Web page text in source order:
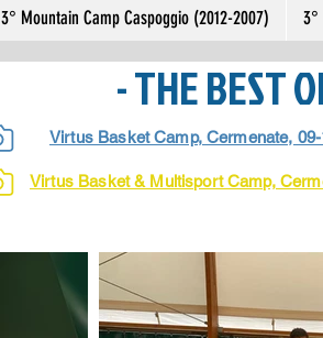
3° Mountain Camp Caspoggio (2012-2007) 3°
- THE BEST
Virtus Basket Camp, Cermenate,
Virtus Basket & Multisport Camp,